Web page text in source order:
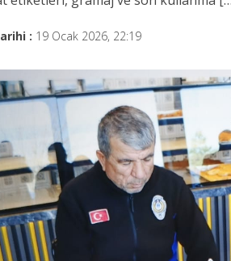
: 19 Ocak 2026, 22:19